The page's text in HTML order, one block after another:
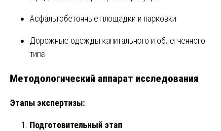
Асфальтобетонные площадки и парковки
Дорожные одежды капитального и облегченного
типа
Методологический аппарат исследования
Этапы экспертизы:
Подготовительный этап